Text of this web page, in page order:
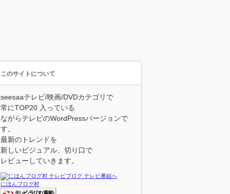
このサイトについて
seesaaテレビ/映画/DVDカテゴリで
常にTOP20 入っている
ながらテレビのWordPressバージョンで
す。
最新のトレンドを
新しいビジュアル、切り口で
レビューしていきます。
にほんブログ村